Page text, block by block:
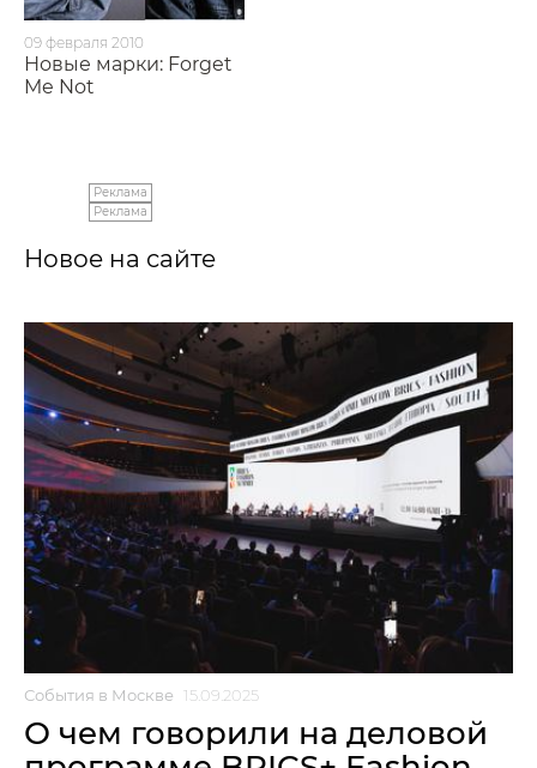
09 февраля 2010
Новые марки: Forget
Me Not
Реклама
Реклама
Новое на сайте
События в Москве 15.09.2025
О чем говорили на деловой